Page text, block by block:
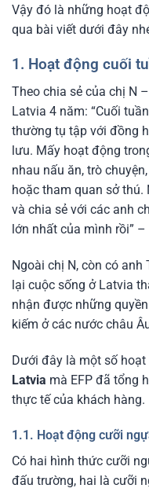
Vậy đó là những hoạt
qua bài viết dưới đây
1. Hoạt động cuối
Theo chia sẻ của chị N
Latvia 4 năm: “Cuối
thường tụ tập với đồng
lưu. Mấy hoạt động
nhau nấu ăn, trò
hoặc tham quan sở thú.
và chia sẻ với các anh
lớn nhất của mình rồi”
Ngoài chị N, còn có
lại cuộc sống ở Latvia
nhận được những
kiếm ở các nước châu
Dưới đây là một số
Latvia mà EFP đã tổng
thực tế của khách hàng.
1.1. Hoạt động cưỡi
Có hai hình thức cưỡi
đấu trường, hai là cưỡi